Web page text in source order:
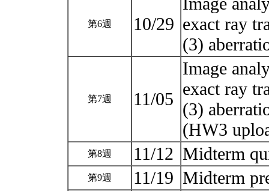
第6週 10/29 exact ray
(3)
第7週 11/05
Image
exact ray
(3)
(HW3
第8週 11/12 Midterm
第9週 11/19 Midterm